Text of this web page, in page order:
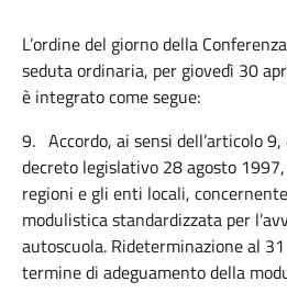
L’ordine del giorno della
seduta ordinaria, per giovedì 30
è integrato come segue:
9. Accordo, ai sensi dell’articolo
decreto legislativo 28 agosto
regioni e gli enti locali,
modulistica standardizzata per
autoscuola. Rideterminazione al
termine di adeguamento della